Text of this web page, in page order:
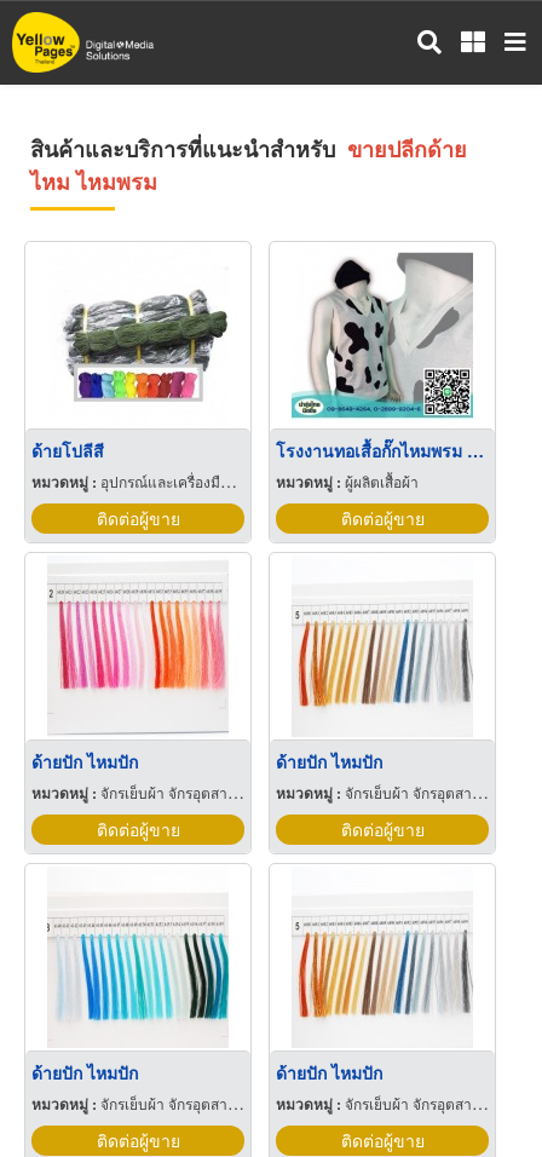
ข้าม
ไป
สินค้าและบริการที่แนะนำสำหรับ ขายปลีกด้าย
ไหม ไหมพรม
ด้ายโปลีสี
หมวดหมู่ : อุปกรณ์และเครื่องมือประมง
ติดต่อผู้ขาย
โรงงานทอเสื้อกั๊กไหมพรม บางบอน
หมวดหมู่ :ผู้ผลิตเสื้อผ้า
ติดต่อผู้ขาย
ด้ายปัก ไหมปัก
หมวดหมู่ : จักรเย็บผ้า จักรอุตสาหกรรม
ติดต่อผู้ขาย
ด้ายปัก ไหมปัก
หมวดหมู่ :จักรเย็บผ้า จักรอุตสาหกรรม
ติดต่อผู้ขาย
ด้ายปัก ไหมปัก
หมวดหมู่ : จักรเย็บผ้า จักรอุตสาหกรรม
ติดต่อผู้ขาย
ด้ายปัก ไหมปัก
หมวดหมู่ :จักรเย็บผ้า จักรอุตสาหกรรม
ติดต่อผู้ขาย